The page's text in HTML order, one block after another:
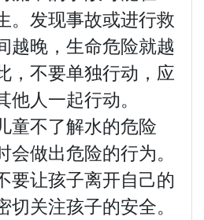
。发现事故或进行救
越晚，生命危险就越
，不要单独行动，应
他人一起行动。
童不了解水的危险
会做出危险的行为。
要让孩子离开自己的
切关注孩子的安全。